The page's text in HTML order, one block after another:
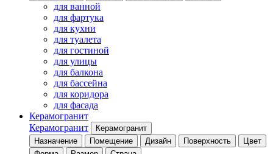
для ванной
для фартука
для кухни
для туалета
для гостиной
для улицы
для балкона
для бассейна
для коридора
для фасада
Керамогранит
Керамогранит
Керамогранит
Назначение
Помещение Дизайн Поверхность
Цвет